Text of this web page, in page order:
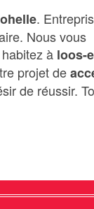
.
Nous vous
à loos-
projet de
de réussir.